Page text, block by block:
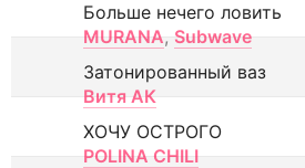
Больше нечего ловить
MURANA, Subwave
Затонированный ваз
Витя АК
ХОЧУ ОСТРОГО
POLINA CHILI